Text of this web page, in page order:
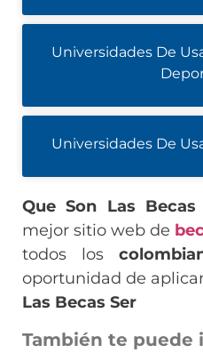
Universidades De
Universidades De
Que Son Las Becas
mejor sitio web de
todos los
oportunidad de
Las Becas Ser
También te puede